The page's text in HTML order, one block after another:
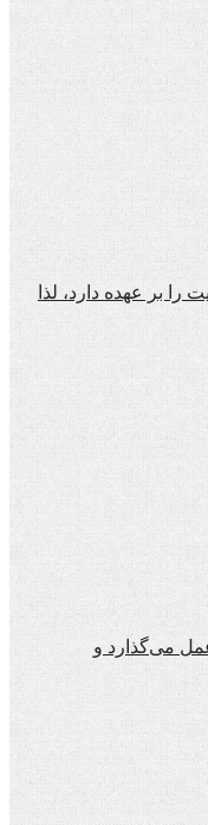
بر عهده دارد، لذا
می‌گذارد و